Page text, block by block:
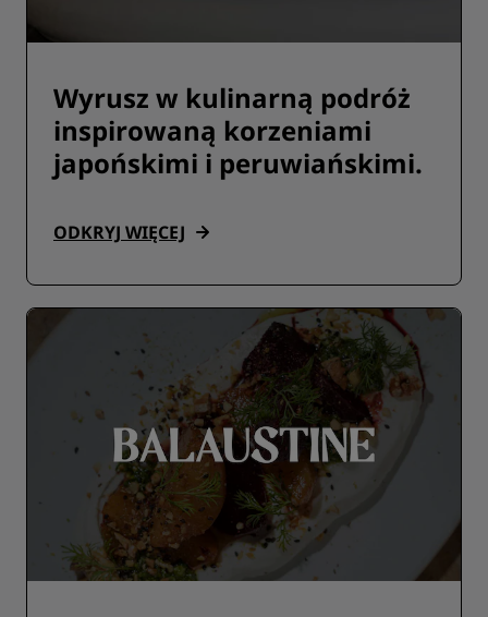
Wyrusz w kulinarną podróż
inspirowaną korzeniami
japońskimi i peruwiańskimi.
ODKRYJ WIĘCEJ